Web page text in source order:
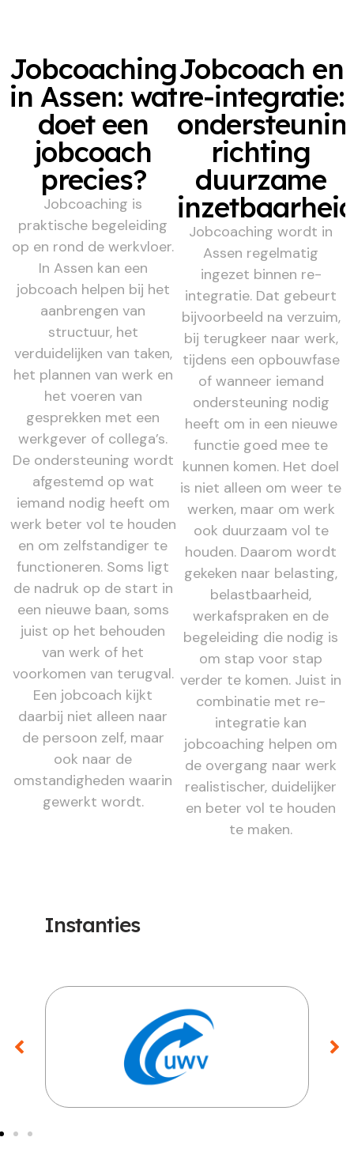
Jobcoaching
in Assen: wat
doet een
jobcoach
precies?
Jobcoaching is
praktische begeleiding
op en rond de werkvloer.
In Assen kan een
jobcoach helpen bij het
aanbrengen van
structuur, het
verduidelijken van taken,
het plannen van werk en
het voeren van
gesprekken met een
werkgever of collega’s.
De ondersteuning wordt
afgestemd op wat
iemand nodig heeft om
werk beter vol te houden
en om zelfstandiger te
functioneren. Soms ligt
de nadruk op de start in
een nieuwe baan, soms
juist op het behouden
van werk of het
voorkomen van terugval.
Een jobcoach kijkt
daarbij niet alleen naar
de persoon zelf, maar
ook naar de
omstandigheden waarin
gewerkt wordt.
Jobcoach en
re-integratie:
richting
duurzame
Jobcoaching wordt in
Assen regelmatig
ingezet binnen re-
integratie. Dat gebeurt
bijvoorbeeld na verzuim,
bij terugkeer naar werk,
tijdens een opbouwfase
of wanneer iemand
ondersteuning nodig
heeft om in een nieuwe
functie goed mee te
kunnen komen. Het doel
is niet alleen om weer te
werken, maar om werk
ook duurzaam vol te
houden. Daarom wordt
gekeken naar belasting,
belastbaarheid,
werkafspraken en de
begeleiding die nodig is
om stap voor stap
verder te komen. Juist in
combinatie met re-
integratie kan
jobcoaching helpen om
de overgang naar werk
realistischer, duidelijker
en beter vol te houden
te maken.
Instanties